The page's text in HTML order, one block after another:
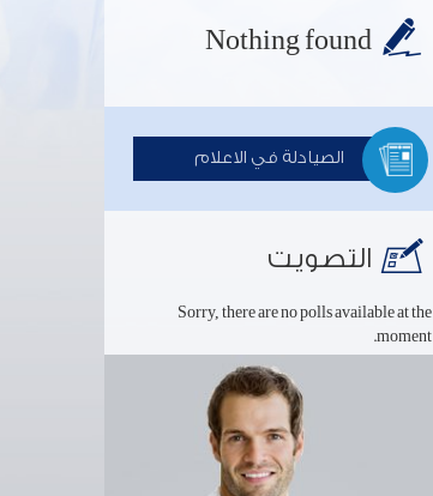
Nothing found
الصيادلة في الاعلام
التصويت
Sorry, there are no polls available at the
moment.